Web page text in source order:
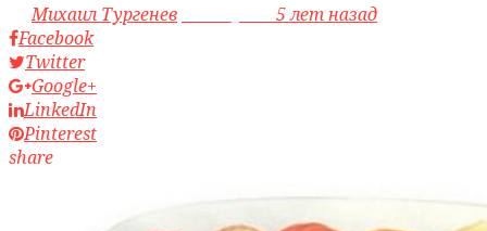
byМихаил Тургенев
5 лет назад
Facebook
Twitter
Google+
LinkedIn
Pinterest
share